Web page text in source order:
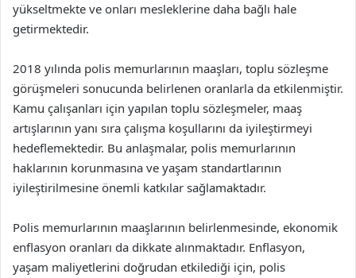
yükseltmekte ve onları mesleklerine daha bağlı hale
getirmektedir.
2018 yılında polis memurlarının maaşları, toplu sözleşme
görüşmeleri sonucunda belirlenen oranlarla da etkilenmiştir.
Kamu çalışanları için yapılan toplu sözleşmeler, maaş
artışlarının yanı sıra çalışma koşullarını da iyileştirmeyi
hedeflemektedir. Bu anlaşmalar, polis memurlarının
haklarının korunmasına ve yaşam standartlarının
iyileştirilmesine önemli katkılar sağlamaktadır.
Polis memurlarının maaşlarının belirlenmesinde, ekonomik
enflasyon oranları da dikkate alınmaktadır. Enflasyon,
yaşam maliyetlerini doğrudan etkilediği için, polis